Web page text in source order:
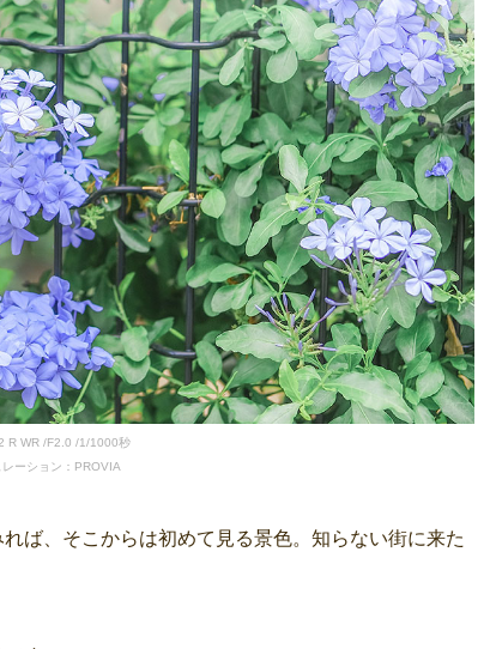
R WR /F2.0 /1/1000秒
ーション：PROVIA
ば、そこからは初めて見る景色。知らない街に来た